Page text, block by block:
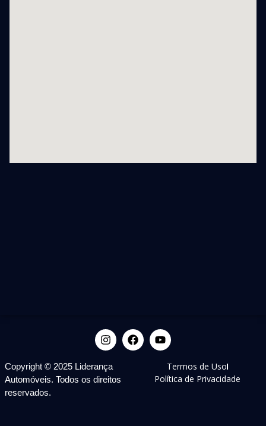
Copyright © 2025 Liderança
Automóveis. Todos os direitos
reservados.
Termos de Uso
Política de Privacidade